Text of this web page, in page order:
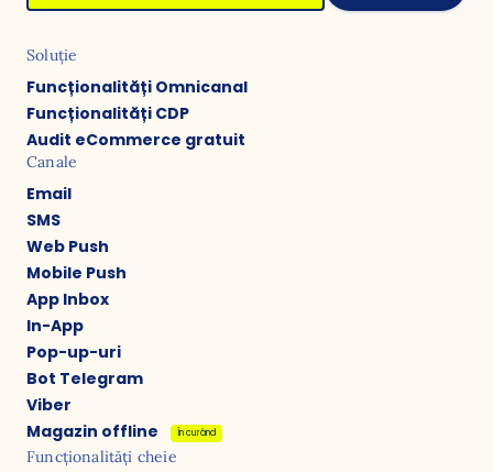
Soluție
Funcționalități Omnicanal
Funcționalități CDP
Audit eCommerce gratuit
Canale
Email
SMS
Web Push
Mobile Push
App Inbox
In-App
Pop-up-uri
Bot Telegram
Viber
Magazin offline
În curând
Funcționalități cheie